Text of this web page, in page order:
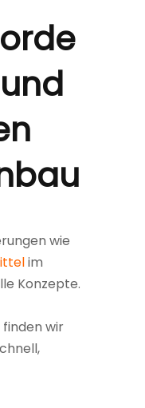
wie
im
Konzepte.
wir